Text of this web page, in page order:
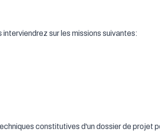
sur les missions suivantes:
constitutives d'un dossier de projet